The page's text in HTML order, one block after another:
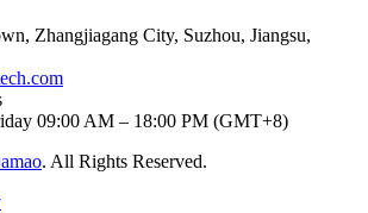
Zhangjiagang City, Suzhou, Jiangsu,
09:00 AM – 18:00 PM (GMT+8)
. All Rights Reserved.